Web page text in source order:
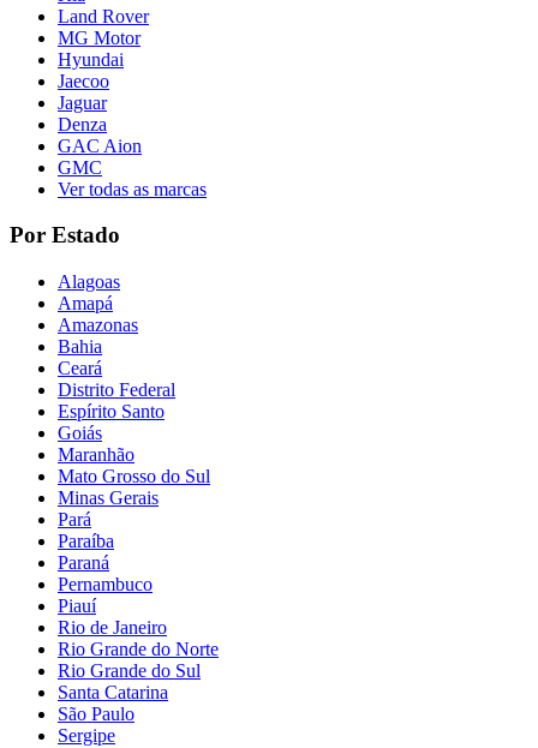
Land Rover
MG Motor
Hyundai
Jaecoo
Jaguar
Denza
GAC Aion
GMC
Ver todas as marcas
Por Estado
Alagoas
Amapá
Amazonas
Bahia
Ceará
Distrito Federal
Espírito Santo
Goiás
Maranhão
Mato Grosso do Sul
Minas Gerais
Pará
Paraíba
Paraná
Pernambuco
Piauí
Rio de Janeiro
Rio Grande do Norte
Rio Grande do Sul
Santa Catarina
São Paulo
Sergipe